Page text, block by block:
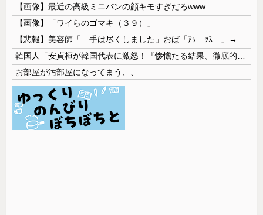
【画像】最近の高級ミニバンの顔キモすぎだろwww
【画像】「ワイらのゴマキ（３９）」
【悲報】美容師「…手は尽くしました」おば「ｱｯ…ｯｽ…」→
お部屋が汚部屋になってまう、、